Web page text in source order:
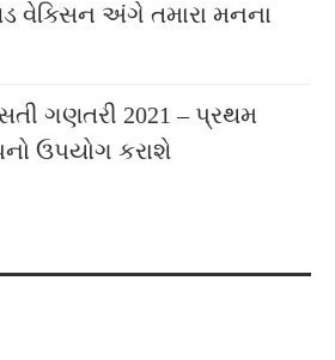
વેક્સિન અંગે તમારા મનના
ગણતરી 2021 – પ્રથમ
ઉપયોગ કરાશે